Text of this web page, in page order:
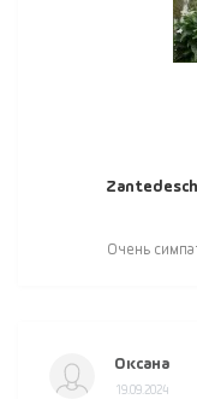
Очень
Оксана
19.09.2024